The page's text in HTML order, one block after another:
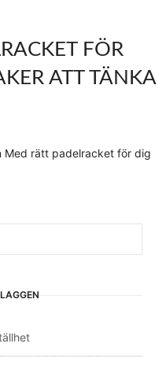
FÖR
ATT TÄNKA
Med rätt padelracket för dig